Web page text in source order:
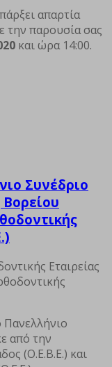
απαρτία
την παρουσία σας
και ώρα 14:00.
Συνέδριο
Βορείου
Εταιρείας
Πανελλήνιο
από την
(Ο.Ε.Β.Ε.) και